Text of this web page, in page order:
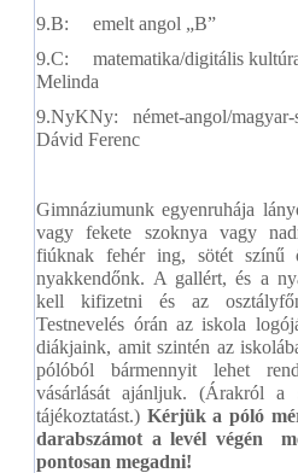
9.B: emelt angol
9.C: matematika/
Melinda
9.NyKNy: német-angol/
Dávid Ferenc
Gimnáziumunk egyenruhája
vagy fekete szoknya vagy
fiúknak fehér ing, sötét színű
nyakkendőnk. A gallért, és a
kell kifizetni és az
Testnevelés órán az iskola
diákjaink, amit szintén az
pólóból bármennyit lehet
vásárlását ajánljuk. (Árakról a
tájékoztatást.) Kérjük a póló
darabszámot a levél végén
pontosan megadni!